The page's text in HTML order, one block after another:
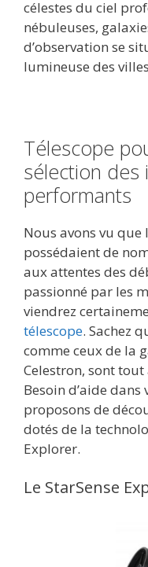
célestes du ciel
nébuleuses,
d’observation se
lumineuse des
Télescope
sélection des
performants
Nous avons vu
possédaient de
aux attentes des
passionné par les
viendrez
télescope. Sachez
comme ceux de la
Celestron, sont
Besoin d’aide dans
proposons de
dotés de la
Explorer.
Le StarSense